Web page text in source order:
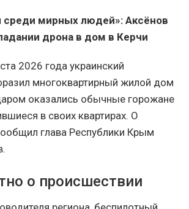
мирных людей»: Аксёнов
дрона в дом в Керчи
2026 года украинский
многоквартирный жилой дом
оказались обычные горожане
в своих квартирах. О
глава Республики Крым
о происшествии